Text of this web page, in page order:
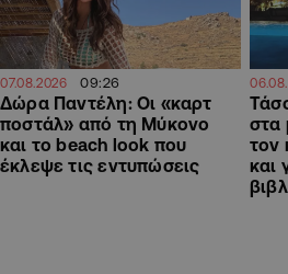
07.08.2026 09:26
Δώρα Παντέλη: Οι «καρτ
ποστάλ» από τη Μύκονο
και το beach look που
έκλεψε τις εντυπώσεις
στα
τον
και